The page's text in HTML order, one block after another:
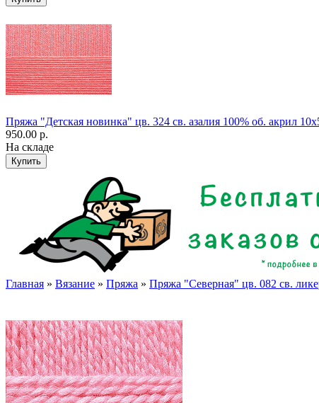
Пряжа "Детская новинка" цв. 324 св. азалия 100% об. акрил
950.00 р.
На складе
Главная » Вязание » Пряжа » Пряжа "Северная" цв. 082 св.